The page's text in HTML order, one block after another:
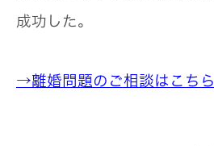
成功した。
→離婚問題のご相談はこちら